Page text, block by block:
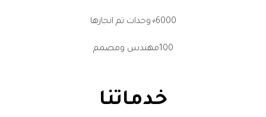
6000
+وحدات تم انجازها
100 مهندس ومصمم
خدماتنا